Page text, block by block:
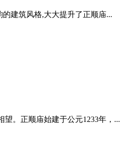
建筑风格,大大提升了正顺庙...
。正顺庙始建于公元1233年，...